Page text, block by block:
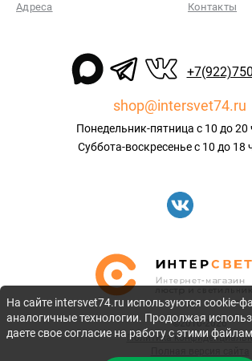
Адреса Контакты
shop@intersvet74.ru
Понедельник-пятница с 10 до 20
Суббота-воскресенье с 10 до 18
©2010-2026
Политика
На сайте intersvet74.ru используются cookie-
аналогичные технологии. Продолжая
даете свое согласие на работу с этими